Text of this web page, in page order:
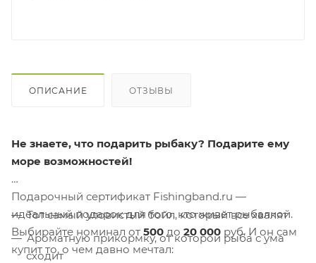
ОПИСАНИЕ ОТЗЫВЫ
Не знаете, что подарить рыбаку? Подарите ему
море возможностей!
Подарочный сертификат Fishingband.ru —
идеальный подарок для того, кто живет рыбалкой.
Выбирайте номинал от 500 до 20 000 руб. И он сам
купит то, о чем давно мечтал:
Тот самый уловистый бойл, который все хвалят
Ароматную прикормку, от которой рыба с ума
сходит